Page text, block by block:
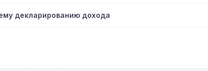
декларированию дохода